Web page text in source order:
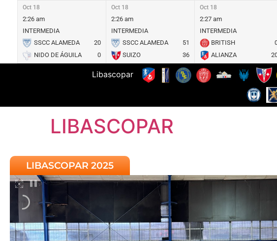
Oct 18
2:26 am
INTERMEDIA
SSCC ALAMEDA
20
NIDO DE ÁGUILA
0
Oct 18
2:26 am
INTERMEDIA
SSCC ALAMEDA
51
SUIZO
36
Oct 18
2:27 am
INTERMEDIA
BRITISH
ALIANZA
Libascopar
LIBASCOPAR
LIBASCOPAR 2025